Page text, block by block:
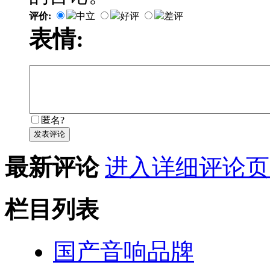
评价: 中立 好评 差评
表情:
匿名?
发表评论
最新评论 进入详细评论
栏目列表
国产音响品牌